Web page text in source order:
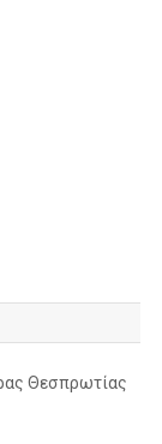
Θεσπρωτίας